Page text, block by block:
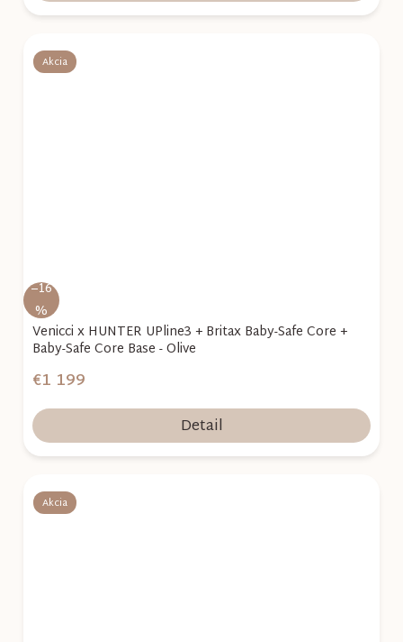
Akcia
–16
%
Venicci x HUNTER UPline3 + Britax Baby-Safe Core +
Baby-Safe Core Base - Olive
€1 199
Detail
Akcia